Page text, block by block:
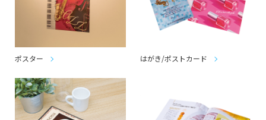
ポスター はがき/ポストカード